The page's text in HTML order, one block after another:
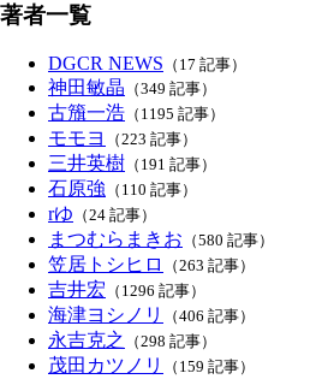
著者一覧
DGCR NEWS （17 記事）
神田敏晶 （349 記事）
古籏一浩 （1195 記事）
モモヨ （223 記事）
三井英樹 （191 記事）
石原強 （110 記事）
rゆ （24 記事）
まつむらまきお （580 記事）
笠居トシヒロ （263 記事）
吉井宏 （1296 記事）
海津ヨシノリ （406 記事）
永吉克之 （298 記事）
茂田カツノリ （159 記事）